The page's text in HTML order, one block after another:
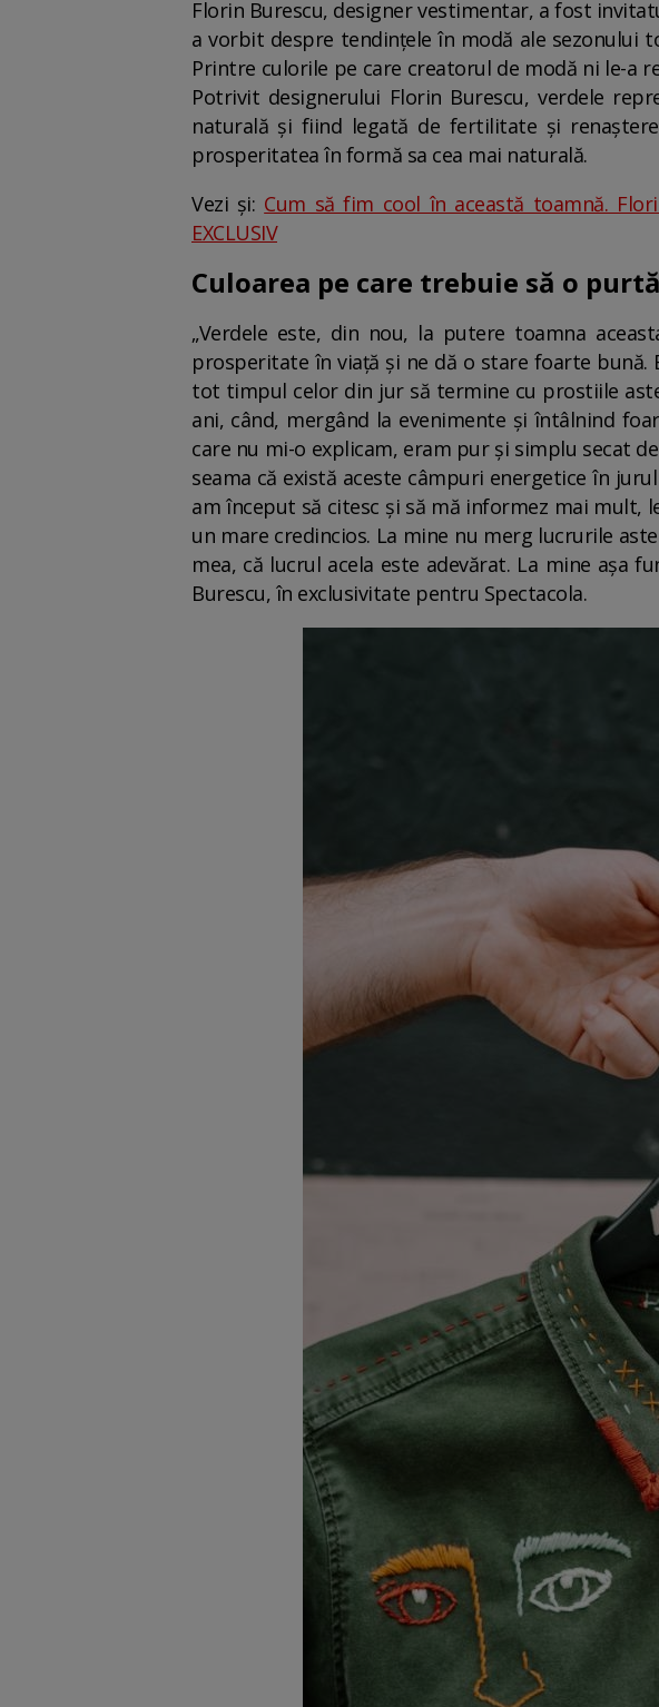
Florin Burescu, designer vestimentar, a fost
a vorbit despre tendințele în modă ale sezonului
Printre culorile pe care creatorul de modă ni le-a
Potrivit designerului Florin Burescu, verdele
naturală și fiind legată de fertilitate și
prosperitatea în formă sa cea mai naturală.
Vezi și: Cum să fim cool în această toamnă.
EXCLUSIV
Culoarea pe care trebuie să o
„Verdele este, din nou, la putere toamna
prosperitate în viață și ne dă o stare foarte bună.
tot timpul celor din jur să termine cu prostiile
ani, când, mergând la evenimente și întâlnind
care nu mi-o explicam, eram pur și simplu secat
seama că există aceste câmpuri energetice în
am început să citesc și să mă informez mai mult,
un mare credincios. La mine nu merg lucrurile
mea, că lucrul acela este adevărat. La mine așa
Burescu, în exclusivitate pentru Spectacola.